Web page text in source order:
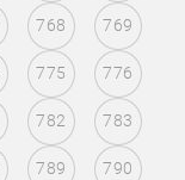
768 769
775 776
782 783
789 790